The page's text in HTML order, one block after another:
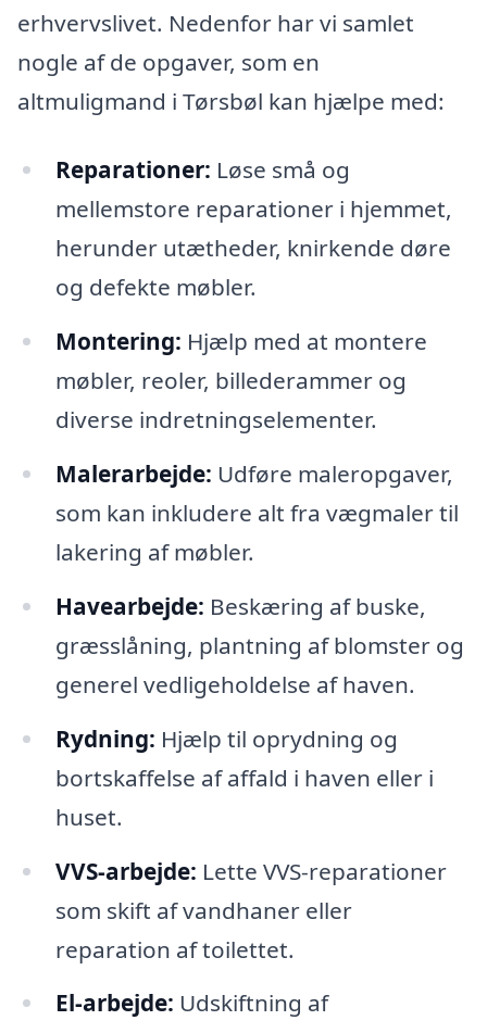
erhvervslivet. Nedenfor har vi samlet
nogle af de opgaver, som en
altmuligmand i Tørsbøl kan hjælpe med:
Reparationer: Løse små og
mellemstore reparationer i hjemmet,
herunder utætheder, knirkende døre
og defekte møbler.
Montering: Hjælp med at montere
møbler, reoler, billederammer og
diverse indretningselementer.
Malerarbejde: Udføre maleropgaver,
som kan inkludere alt fra vægmaler til
lakering af møbler.
Havearbejde: Beskæring af buske,
græsslåning, plantning af blomster og
generel vedligeholdelse af haven.
Rydning: Hjælp til oprydning og
bortskaffelse af affald i haven eller i
huset.
VVS-arbejde: Lette VVS-reparationer
som skift af vandhaner eller
reparation af toilettet.
El-arbejde: Udskiftning af